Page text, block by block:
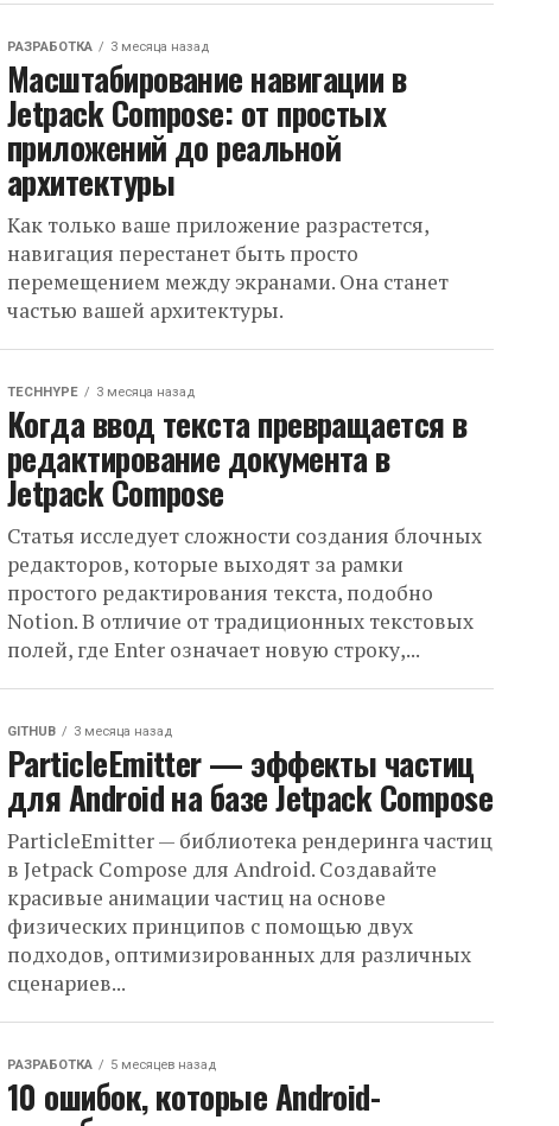
РАЗРАБОТКА 3 месяца назад
Масштабирование навигации в
Jetpack Compose: от простых
приложений до реальной
архитектуры
Как только ваше приложение разрастется,
навигация перестанет быть просто
перемещением между экранами. Она станет
частью вашей архитектуры.
TECHHYPE 3 месяца назад
Когда ввод текста превращается в
редактирование документа в
Jetpack Compose
Статья исследует сложности создания блочных
редакторов, которые выходят за рамки
простого редактирования текста, подобно
Notion. В отличие от традиционных текстовых
полей, где Enter означает новую строку,...
GITHUB 3 месяца назад
ParticleEmitter — эффекты частиц
для Android на базе Jetpack Compose
ParticleEmitter — библиотека рендеринга частиц
в Jetpack Compose для Android. Создавайте
красивые анимации частиц на основе
физических принципов с помощью двух
подходов, оптимизированных для различных
сценариев...
РАЗРАБОТКА 5 месяцев назад
10 ошибок, которые Android-